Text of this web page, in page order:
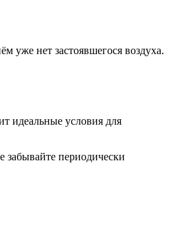
уже нет застоявшегося воздуха.
идеальные условия для
забывайте периодически